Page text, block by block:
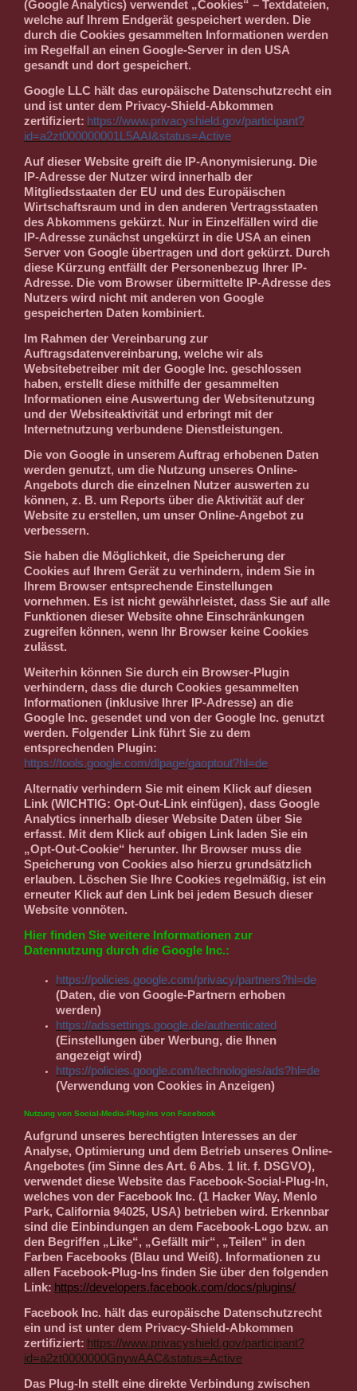
(Google Analytics) verwendet „Cookies“ – Textdateien,
welche auf Ihrem Endgerät gespeichert werden. Die
durch die Cookies gesammelten Informationen werden
im Regelfall an einen Google-Server in den USA
gesandt und dort gespeichert.
Google LLC hält das europäische Datenschutzrecht ein
und ist unter dem Privacy-Shield-Abkommen
zertifiziert: https://www.privacyshield.gov/participant?
id=a2zt000000001L5AAI&status=Active
Auf dieser Website greift die IP-Anonymisierung. Die
IP-Adresse der Nutzer wird innerhalb der
Mitgliedsstaaten der EU und des Europäischen
Wirtschaftsraum und in den anderen Vertragsstaaten
des Abkommens gekürzt. Nur in Einzelfällen wird die
IP-Adresse zunächst ungekürzt in die USA an einen
Server von Google übertragen und dort gekürzt. Durch
diese Kürzung entfällt der Personenbezug Ihrer IP-
Adresse. Die vom Browser übermittelte IP-Adresse des
Nutzers wird nicht mit anderen von Google
gespeicherten Daten kombiniert.
Im Rahmen der Vereinbarung zur
Auftragsdatenvereinbarung, welche wir als
Websitebetreiber mit der Google Inc. geschlossen
haben, erstellt diese mithilfe der gesammelten
Informationen eine Auswertung der Websitenutzung
und der Websiteaktivität und erbringt mit der
Internetnutzung verbundene Dienstleistungen.
Die von Google in unserem Auftrag erhobenen Daten
werden genutzt, um die Nutzung unseres Online-
Angebots durch die einzelnen Nutzer auswerten zu
können, z. B. um Reports über die Aktivität auf der
Website zu erstellen, um unser Online-Angebot zu
verbessern.
Sie haben die Möglichkeit, die Speicherung der
Cookies auf Ihrem Gerät zu verhindern, indem Sie in
Ihrem Browser entsprechende Einstellungen
vornehmen. Es ist nicht gewährleistet, dass Sie auf alle
Funktionen dieser Website ohne Einschränkungen
zugreifen können, wenn Ihr Browser keine Cookies
zulässt.
Weiterhin können Sie durch ein Browser-Plugin
verhindern, dass die durch Cookies gesammelten
Informationen (inklusive Ihrer IP-Adresse) an die
Google Inc. gesendet und von der Google Inc. genutzt
werden. Folgender Link führt Sie zu dem
entsprechenden Plugin:
https://tools.google.com/dlpage/gaoptout?hl=de
Alternativ verhindern Sie mit einem Klick auf diesen
Link (WICHTIG: Opt-Out-Link einfügen), dass Google
Analytics innerhalb dieser Website Daten über Sie
erfasst. Mit dem Klick auf obigen Link laden Sie ein
„Opt-Out-Cookie“ herunter. Ihr Browser muss die
Speicherung von Cookies also hierzu grundsätzlich
erlauben. Löschen Sie Ihre Cookies regelmäßig, ist ein
erneuter Klick auf den Link bei jedem Besuch dieser
Website vonnöten.
Hier finden Sie weitere Informationen zur
Datennutzung durch die Google Inc.:
https://policies.google.com/privacy/partners?hl=de
(Daten, die von Google-Partnern erhoben
werden)
https://adssettings.google.de/authenticated
(Einstellungen über Werbung, die Ihnen
angezeigt wird)
https://policies.google.com/technologies/ads?hl=de
(Verwendung von Cookies in Anzeigen)
Nutzung von Social-Media-Plug-Ins von Facebook
Aufgrund unseres berechtigten Interesses an der
Analyse, Optimierung und dem Betrieb unseres Online-
Angebotes (im Sinne des Art. 6 Abs. 1 lit. f. DSGVO),
verwendet diese Website das Facebook-Social-Plug-In,
welches von der Facebook Inc. (1 Hacker Way, Menlo
Park, California 94025, USA) betrieben wird. Erkennbar
sind die Einbindungen an dem Facebook-Logo bzw. an
den Begriffen „Like“, „Gefällt mir“, „Teilen“ in den
Farben Facebooks (Blau und Weiß). Informationen zu
allen Facebook-Plug-Ins finden Sie über den folgenden
Link: https://developers.facebook.com/docs/plugins/
Facebook Inc. hält das europäische Datenschutzrecht
ein und ist unter dem Privacy-Shield-Abkommen
zertifiziert: https://www.privacyshield.gov/participant?
id=a2zt0000000GnywAAC&status=Active
Das Plug-In stellt eine direkte Verbindung zwischen